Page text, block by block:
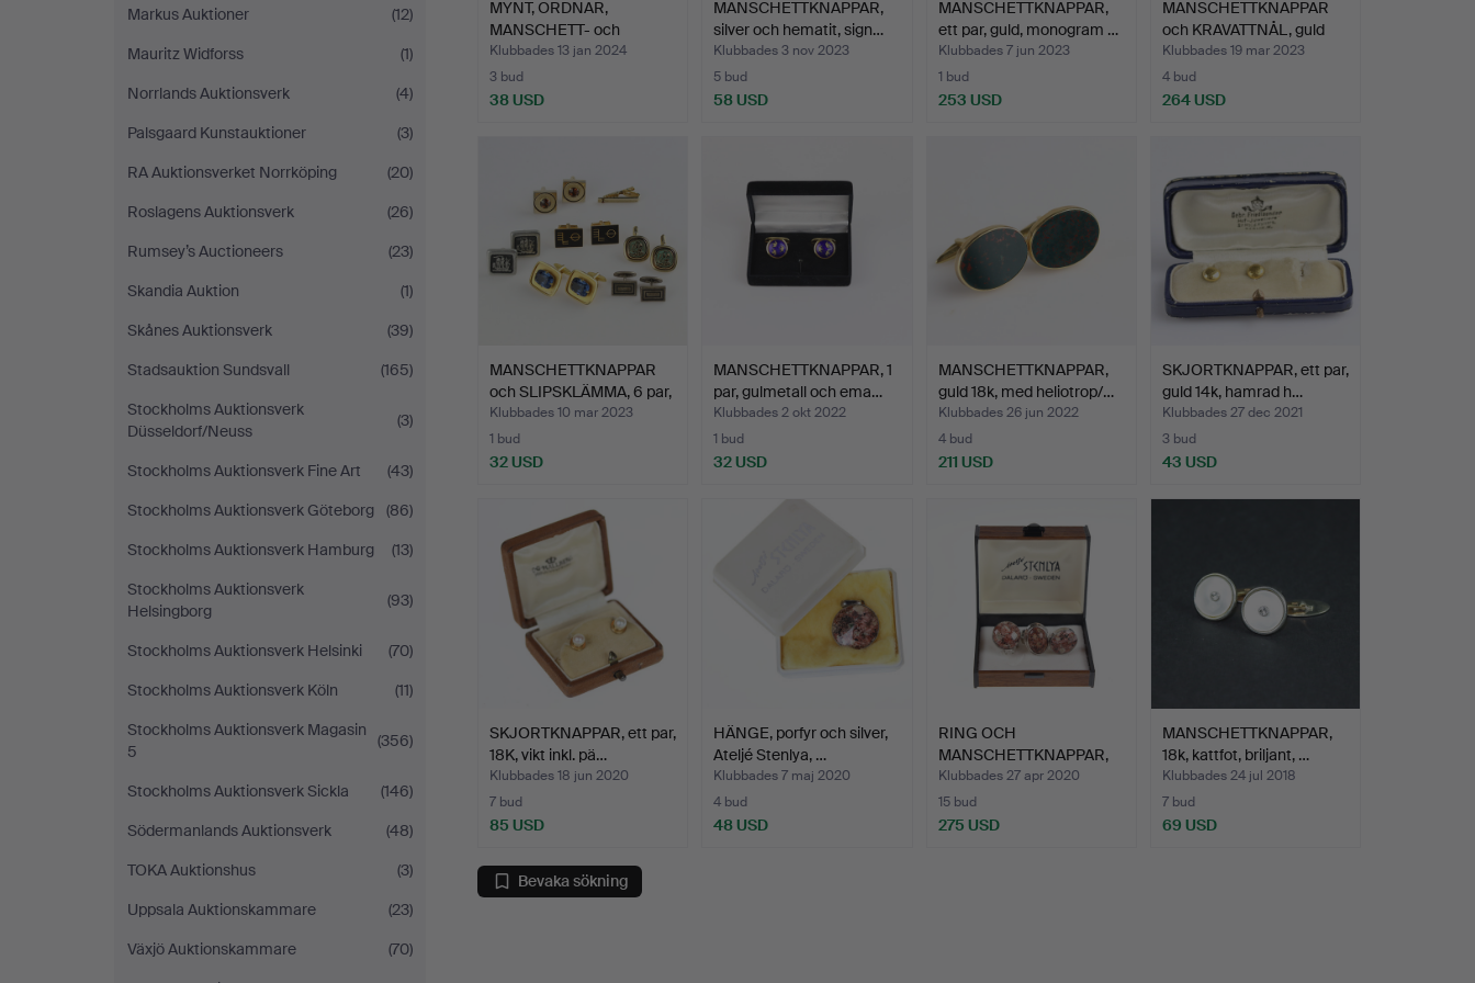
Markus Auktioner
(12)
Mauritz Widforss
(1)
Norrlands Auktionsverk
(4)
Palsgaard Kunstauktioner
(3)
RA Auktionsverket Norrköping
(20)
Roslagens Auktionsverk
(26)
Rumsey’s Auctioneers
(23)
Skandia Auktion
(1)
Skånes Auktionsverk
(39)
Stadsauktion Sundsvall
(165)
Stockholms Auktionsverk
Düsseldorf/Neuss
(3)
Stockholms Auktionsverk Fine Art
(43)
Stockholms Auktionsverk Göteborg
(86)
Stockholms Auktionsverk Hamburg
(13)
Stockholms Auktionsverk
Helsingborg
(93)
Stockholms Auktionsverk Helsinki
(70)
Stockholms Auktionsverk Köln
(11)
Stockholms Auktionsverk Magasin
5
(356)
Stockholms Auktionsverk Sickla
(146)
Södermanlands Auktionsverk
(48)
TOKA Auktionshus
(3)
Uppsala Auktionskammare
(23)
Växjö Auktionskammare
(70)
MYNT, ORDNAR,
MANSCHETT- och
SKJORTKNAPPAR…
Klubbades 13 jan 2024
3 bud
38 USD
MANSCHETTKNAPPAR,
silver och hematit, sign…
Klubbades 3 nov 2023
5 bud
58 USD
MANSCHETTKNAPPAR,
ett par, guld, monogram …
Klubbades 7 jun 2023
1 bud
253 USD
MANSCHETTKNAPPAR
och KRAVATTNÅL, guld
14k/…
Klubbades 19 mar 2023
4 bud
264 USD
MANSCHETTKNAPPAR
och SLIPSKLÄMMA, 6 par,
1…
Klubbades 10 mar 2023
1 bud
32 USD
MANSCHETTKNAPPAR, 1
par, gulmetall och ema…
Klubbades 2 okt 2022
1 bud
32 USD
MANSCHETTKNAPPAR,
guld 18k, med heliotrop/…
Klubbades 26 jun 2022
4 bud
211 USD
SKJORTKNAPPAR, ett par,
guld 14k, hamrad h…
Klubbades 27 dec 2021
3 bud
43 USD
SKJORTKNAPPAR, ett par,
18K, vikt inkl. pä…
Klubbades 18 jun 2020
7 bud
85 USD
HÄNGE, porfyr och silver,
Ateljé Stenlya, …
Klubbades 7 maj 2020
4 bud
48 USD
RING OCH
MANSCHETTKNAPPAR,
porfyr och silv…
Klubbades 27 apr 2020
15 bud
275 USD
MANSCHETTKNAPPAR,
18k, kattfot, briljant, …
Klubbades 24 jul 2018
7 bud
69 USD
Bevaka sökning